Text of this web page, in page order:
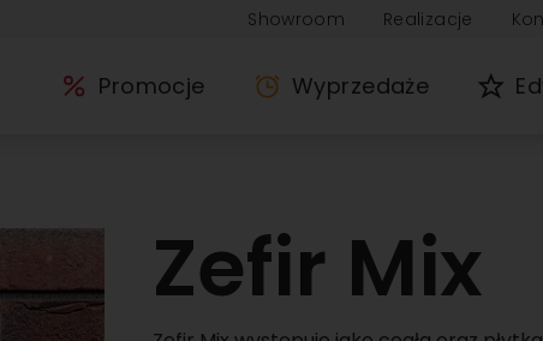
Showroom Realizacje
Promocje Wyprzedaże
Zefir Mix